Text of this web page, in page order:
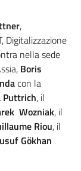
,
Digitalizzazione
nella sede
Boris
con la
Puttrich, il
Wozniak, il
Riou, il
Gökhan